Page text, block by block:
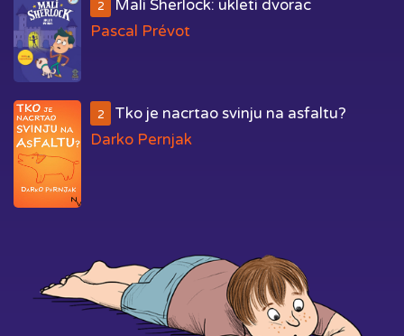
2
Mali Sherlock: ukleti dvorac
Pascal Prévot
2
Tko je nacrtao svinju na asfaltu?
Darko Pernjak